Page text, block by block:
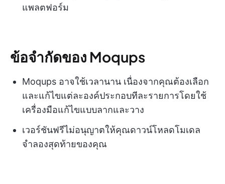
แพลตฟอร์ม
ข้อจำกัดของ Moqups
Moqups อาจใช้เวลานาน เนื่องจากคุณต้องเลือก
และแก้ไขแต่ละองค์ประกอบทีละรายการโดยใช้
เครื่องมือแก้ไขแบบลากและวาง
เวอร์ชันฟรีไม่อนุญาตให้คุณดาวน์โหลดโมเดล
จำลองสุดท้ายของคุณ